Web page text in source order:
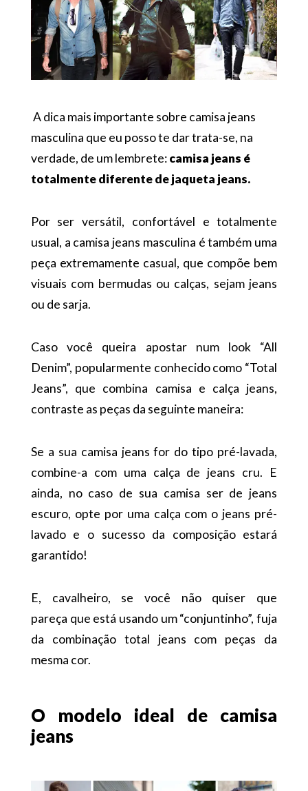
A dica mais importante sobre camisa jeans
masculina que eu posso te dar trata-se, na
verdade, de um lembrete:camisa jeans é
totalmente diferente de jaqueta jeans.
Por ser versátil, confortável e totalmente
usual, a camisa jeans masculina é também uma
peça extremamente casual, que compõe bem
visuais com bermudas ou calças, sejam jeans
ou de sarja.
Caso você queira apostar num look “All
Denim”, popularmente conhecido como “Total
Jeans”, que combina camisa e calça jeans,
contraste as peças da seguinte maneira:
Se a sua camisa jeans for do tipo pré-lavada,
combine-a com uma calça de jeans cru. E
ainda, no caso de sua camisa ser de jeans
escuro, opte por uma calça com o jeans pré-
lavado e o sucesso da composição estará
garantido!
E, cavalheiro, se você não quiser que
pareça que está usando um “conjuntinho”, fuja
da combinação total jeans com peças da
mesma cor.
O modelo ideal de camisa
jeans